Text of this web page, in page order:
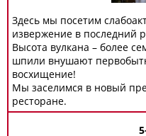
Здесь мы посетим
извержение в последний
Высота вулкана – более
шпили внушают
восхищение!
Мы заселимся в новый
ресторане.